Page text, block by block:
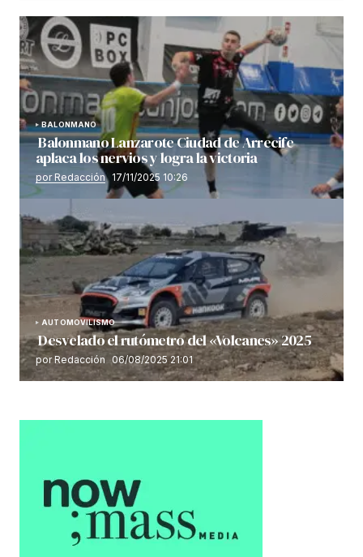
BALONMANO
Balonmano Lanzarote Ciudad de Arrecife
aplaca los nervios y logra la victoria
por Redacción 17/11/2025 10:26
AUTOMOVILISMO
Desvelado el rutómetro del «Volcanes» 2025
por Redacción 06/08/2025 21:01